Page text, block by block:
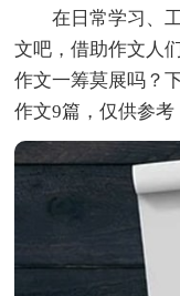
在日常学习、工
文吧，借助作文人
作文一筹莫展吗？
作文9篇，仅供参考